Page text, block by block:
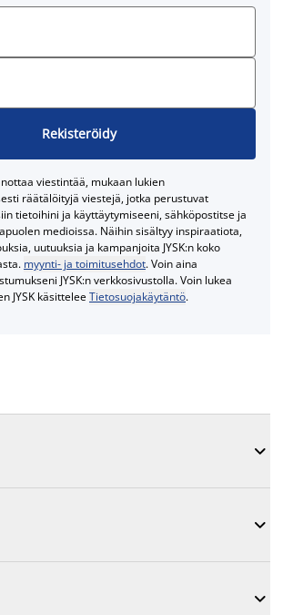
Rekisteröidy
viestintää, mukaan lukien
räätälöityjä viestejä, jotka perustuvat
tietoihini ja käyttäytymiseeni, sähköpostitse ja
medioissa. Näihin sisältyy inspiraatiota,
uutuuksia ja kampanjoita JYSK:n koko
myynti- ja toimitusehdot. Voin aina
JYSK:n verkkosivustolla. Voin lukea
JYSK käsitteleeTietosuojakäytäntö.


